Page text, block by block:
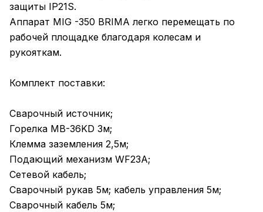
защиты IP21S.
Аппарат MIG -350 BRIMA легко перемещать по
рабочей площадке благодаря колесам и
рукояткам.
Комплект поставки:
Сварочный источник;
Горелка MB-36KD 3м;
Клемма заземления 2,5м;
Подающий механизм WF23A;
Сетевой кабель;
Сварочный рукав 5м; кабель управления 5м;
Сварочный кабель 5м;